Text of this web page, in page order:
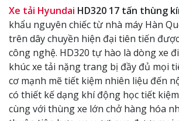
Xe tải Hyundai HD320 17 tấn thùng
khẩu nguyên chiếc từ nhà máy Hàn
trên dây chuyền hiện đại tiên tiến
công nghệ. HD320 tự hào là dòng xe
khúc xe tải nặng trang bị đầy đủ mọi
cơ mạnh mẽ tiết kiệm nhiên liệu đến
có thiết kếdạng khí động học tiết
cùng với thùng xe lớn chở hàng hóa